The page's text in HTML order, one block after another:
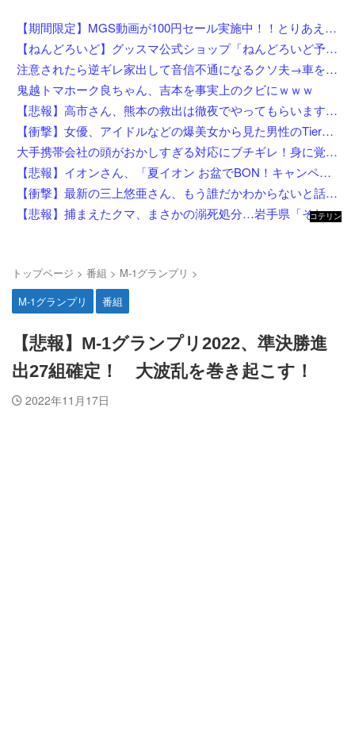
【期間限定】MGS動画が100円セール実施中！！とりあえず全部買うやろｗｗｗｗｗ
【ねんどろいど】グッスマ公式ショップ「ねんどろいど予約キャンペーン（2026年8月分）」【8月1日開始】
注意されたら逆ギレ家出して音信不通になるクソ夫→車を勝手に乗って逃亡し迎えにも行けず、話し合いから逃げて解決すると思ってるの？幼稚すぎる思考回路と無責任な態度に悩まされてる・・・
鬼越トマホーク良ちゃん、吉本を事実上のクビにｗｗｗ
【悲報】高市さん、熊本の救出は徹夜でやってもらいますと言ってしまいめっちゃ炎上してしまうw w w w w w w w w
【衝撃】女優、アイドルなどの爆美女から見た男性のTierリストがこれ←勿論優秀なお前らは入ってるよな？？？？？
大手携帯会社の頭がおかしすぎる対応にブチギレ！身に覚えのない請求書を「社長の名前だから払え」と突っ返された社長秘書の愚痴
【悲報】イオンさん、「夏イオン お盆でBON！キャンペーン」からBON！を削除 理由不明
【衝撃】最新の三上悠亜さん、もう誰だかわからないと話題になってしまった画像がこちら
【悲報】捕まえたクマ、まさかの溺死処分…岩手県「それはダメ」と町を注意
コテリン
トップページ > 番組 > M-1グランプリ >
M-1グランプリ
番組
【悲報】M-1グランプリ2022、準決勝進
出27組確定！ 大波乱を巻き起こす！
2022年11月17日